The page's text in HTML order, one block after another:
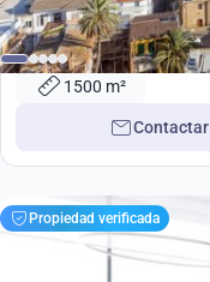
€3 500 000
1500m2 Propiedades en
1500 m²
Propiedad verificada